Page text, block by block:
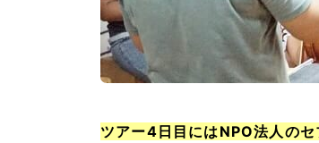
ツアー4日目にはNPO法人のセ